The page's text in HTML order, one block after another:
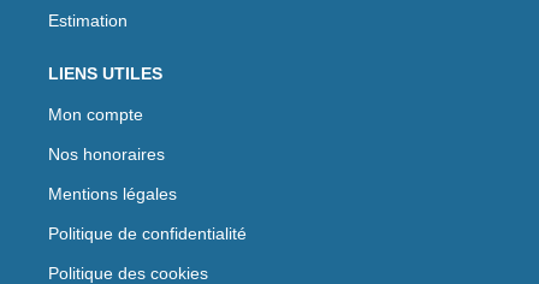
Estimation
LIENS UTILES
Mon compte
Nos honoraires
Mentions légales
Politique de confidentialité
Politique des cookies